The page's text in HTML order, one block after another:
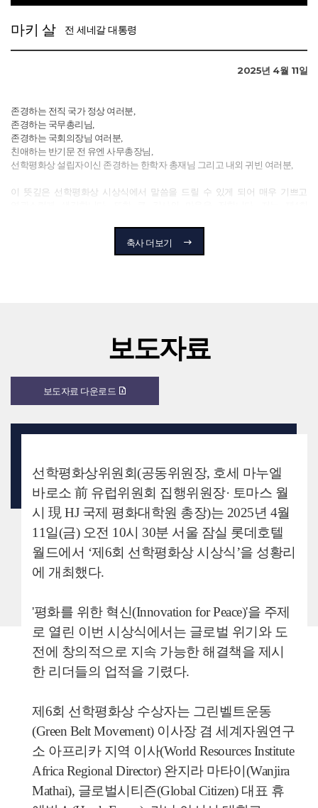
매우 존귀한 사표(師表)가 될 것입니다.
6번째 시상식을 맞이한 뜻깊은 오늘, 선학평화상을 제정하신 한학자 총재님께
거듭 깊은 감사의 말씀을 드리며, 우리 모두가 지속 가능한 미래를 위해 더욱
영예로운 수상자 여러분에게 재차 따뜻한 축하 인사를 드립니다. 여러분이
걸어가시는 길이 더 많은 세계시민들에게 귀감이 되고, 용기를 북돋아 주기를
소망합니다.
보다 나은 미래와 지속 가능한 내일을 향해 우리 함께 나아가기를 바랍니다.
감사합니다.
마키 살 전 세네갈 대통령
2025년 4월 11일
존경하는 전직 국가 정상 여러분,
존경하는 국무총리님,
존경하는 국회의장님 여러분,
친애하는 반기문 전 유엔 사무총장님,
선학평화상 설립자이신 존경하는 한학자 총재님 그리고 내외 귀빈 여러분,
이 뜻깊은 선학평화상 시상식에서 말씀을 드릴 수 있게 되어 매우 기쁘고
여러분께도 감사와 경의를 표합니다.
요구하는 일입니다.
생각합니다. 완지라 마타이 이사장님, 휴 에반스 대표님, 패트릭 아우아
하데베 대주교님께도 축하의 말씀을 전합니다.
존경하는 여러분,
도전과 위기의 시대에 평화와 발전, 인간 존엄성을 위해 헌신한 분들을 기리는
것은 단순히 상징적인 의미를 넘어선 도덕적 의무입니다. 우리는 바로 그러한
신념을 가지고 오늘 이 자리에 함께 모였습니다.
이 상은 수상자들의 업적을 기리는 동시에, 우리 모두가 매일 새롭게 평화와
축사 더보기
보도자료
보도자료 다운로드
선학평화상위원회(공동위원장, 호세 마누엘
바로소 前 유럽위원회 집행위원장· 토마스 월
시 現 HJ 국제 평화대학원 총장)는 2025년 4월
11일(금) 오전 10시 30분 서울 잠실 롯데호텔
월드에서 ‘제6회 선학평화상 시상식’을 성황리
에 개최했다.
'평화를 위한 혁신(Innovation for Peace)'을 주제
로 열린 이번 시상식에서는 글로벌 위기와 도
전에 창의적으로 지속 가능한 해결책을 제시
한 리더들의 업적을 기렸다.
제6회 선학평화상 수상자는 그린벨트운동
(Green Belt Movement) 이사장 겸 세계자원연구
소 아프리카 지역 이사(World Resources Institute
Africa Regional Director) 완지라 마타이(Wanjira
Mathai), 글로벌시티즌(Global Citizen) 대표 휴